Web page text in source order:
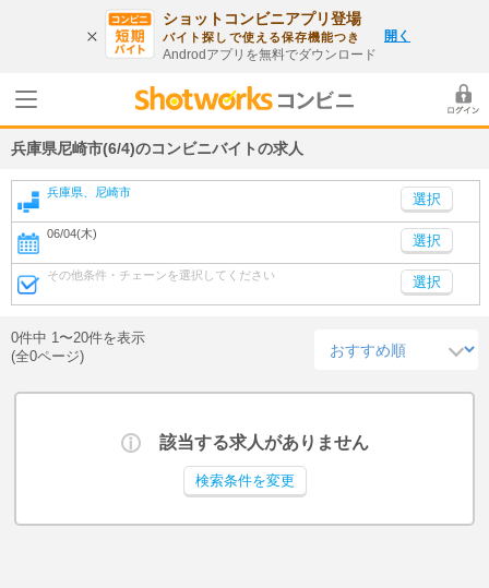
ショットコンビニアプリ登場
バイト探しで使える保存機能つき
Androdアプリを無料でダウンロード
開く
兵庫県尼崎市(6/4)のコンビニバイトの求人
兵庫県、尼崎市
06/04(木) 選択
その他条件・チェーンを選択してください 選択
0件中 1〜20件を表示
(全0ページ)
該当する求人がありません
検索条件を変更